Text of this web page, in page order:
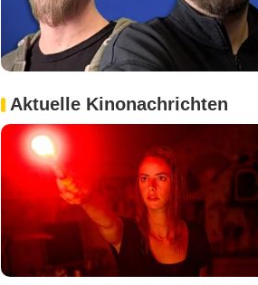
Aktuelle Kinonachrichten